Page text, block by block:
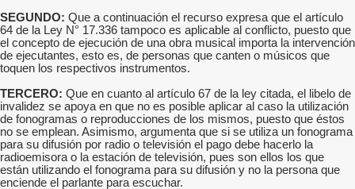
SEGUNDO: Que a continuación el recurso expresa que el artículo
64 de la Ley N° 17.336 tampoco es aplicable al conflicto, puesto que
el concepto de ejecución de una obra musical importa la intervención
de ejecutantes, esto es, de personas que canten o músicos que
toquen los respectivos instrumentos.
TERCERO: Que en cuanto al artículo 67 de la ley citada, el libelo de
invalidez se apoya en que no es posible aplicar al caso la utilización
de fonogramas o reproducciones de los mismos, puesto que éstos
no se emplean. Asimismo, argumenta que si se utiliza un fonograma
para su difusión por radio o televisión el pago debe hacerlo la
radioemisora o la estación de televisión, pues son ellos los que
están utilizando el fonograma para su difusión y no la persona que
enciende el parlante para escuchar.